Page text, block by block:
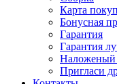
Карта
Бонусная
Гарантия
Гарантия
Наложеный
Пригласи